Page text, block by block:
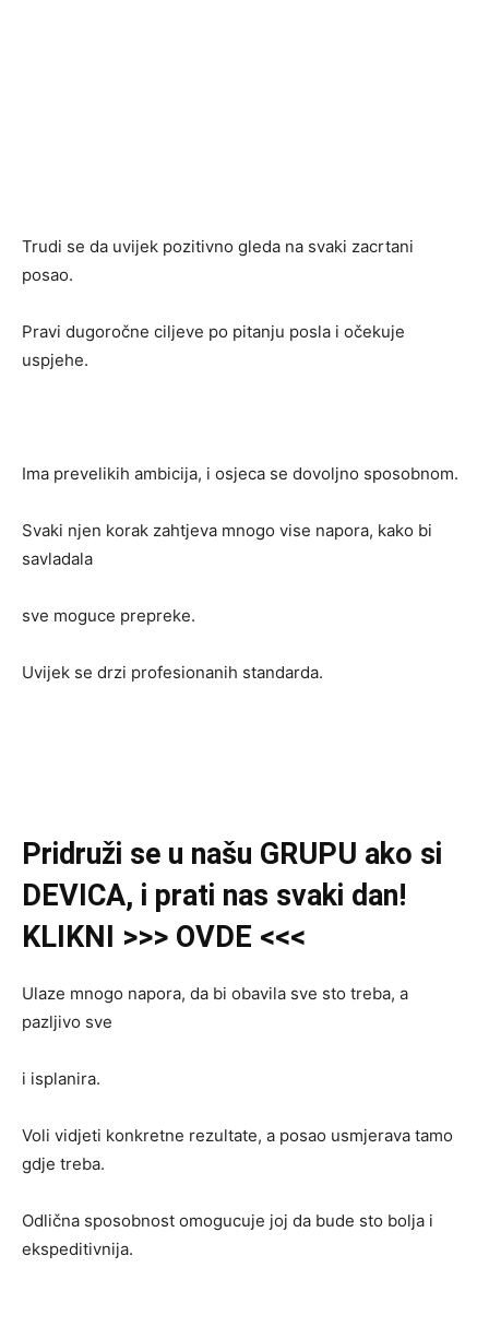
Trudi se da uvijek pozitivno gleda na svaki zacrtani
posao.
Pravi dugoročne ciljeve po pitanju posla i očekuje
uspjehe.
Ima prevelikih ambicija, i osjeca se dovoljno sposobnom.
Svaki njen korak zahtjeva mnogo vise napora, kako bi
savladala
sve moguce prepreke.
Uvijek se drzi profesionanih standarda.
Pridruži se u našu GRUPU ako si
DEVICA, i prati nas svaki dan!
KLIKNI >>> OVDE <<<
Ulaze mnogo napora, da bi obavila sve sto treba, a
pazljivo sve
i isplanira.
Voli vidjeti konkretne rezultate, a posao usmjerava tamo
gdje treba.
Odlična sposobnost omogucuje joj da bude sto bolja i
ekspeditivnija.